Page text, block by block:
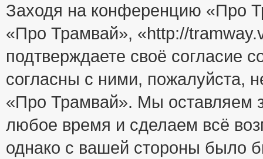
Заходя на конференцию «Про
«Про Трамвай», «http://
подтверждаете своё
согласны с ними, пожалуйста,
«Про Трамвай». Мы оставляем
любое время и сделаем всё
однако с вашей стороны было